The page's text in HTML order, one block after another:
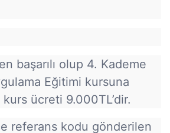
başarılı olup 4. Kademe
Eğitimi kursuna
ücreti 9.000TL’dir.
referans kodu gönderilen